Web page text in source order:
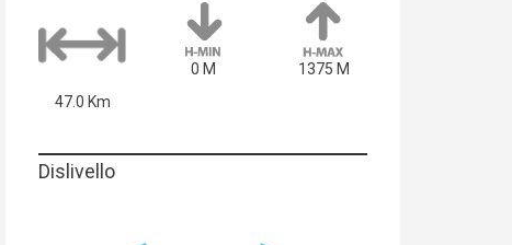
47.0 Km
0 M 1375 M
Dislivello